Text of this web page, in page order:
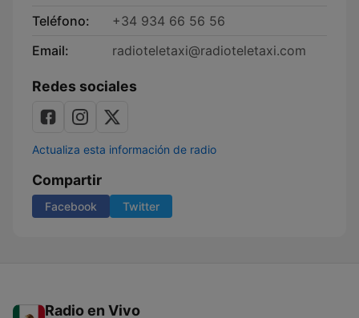
Teléfono:
+34 934 66 56 56
Email:
radioteletaxi@radioteletaxi.com
Redes sociales
Actualiza esta información de radio
Compartir
Facebook Twitter
Radio en Vivo